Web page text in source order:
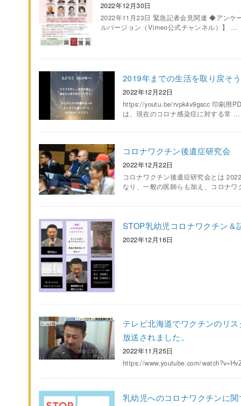
2022年12月30日
2022年11月23日 緊急記者会見関連 ◆アン
ルバージョン（Vimeo公式チャンネル）】 …
2019年までの生活を取り戻そ
2022年12月22日
https://youtu.be/rvpk4v9gscc 印刷用
は、現在のコロナ感染症に対する常 …
コロナワクチン後遺症研究会
2022年12月22日
コロナワクチン後遺症研究会とは
なり、一般の医師らも加え、コロナ
STOP乳幼児コロナワクチン
2022年12月16日
テレビ北海道でワクチンのリ
放送されました。
2022年11月25日
https://www.youtube.com/
乳幼児へのコロナワクチンに